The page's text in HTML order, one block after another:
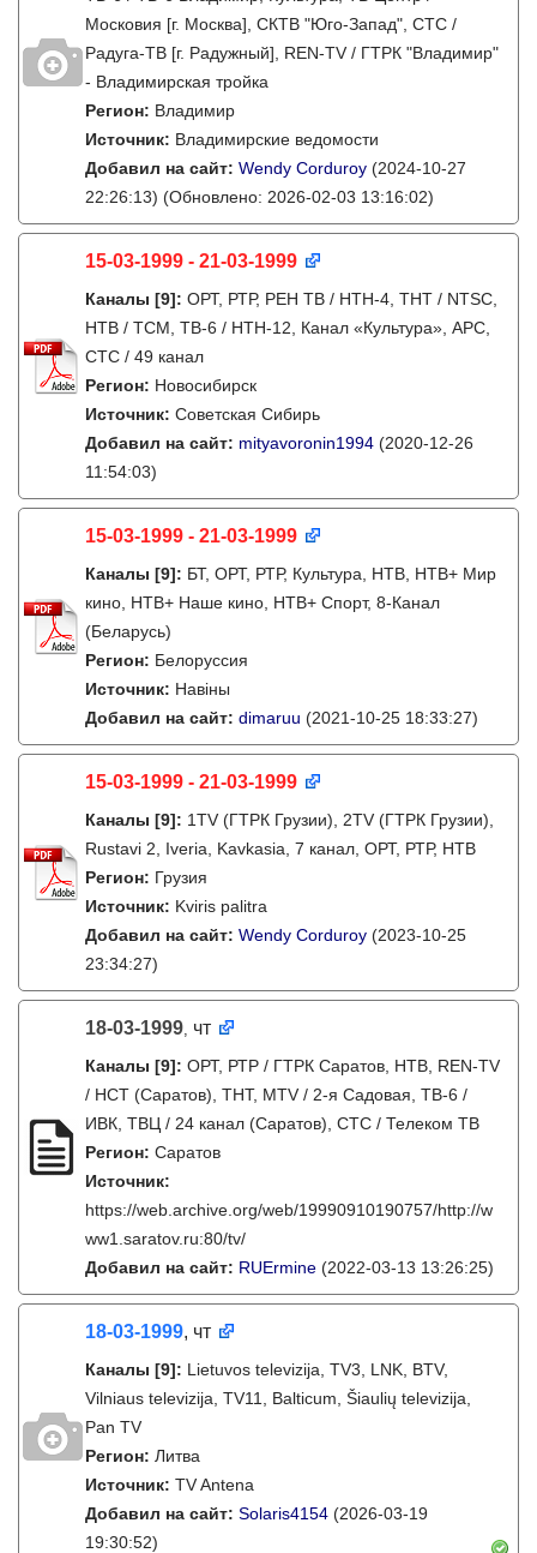
Московия [г. Москва], СКТВ "Юго-Запад", СТС /
Радуга-ТВ [г. Радужный], REN-TV / ГТРК "Владимир"
- Владимирская тройка
Регион: Владимир
Источник: Владимирские ведомости
Добавил на сайт: Wendy Corduroy (2024-10-27
22:26:13) (Обновлено: 2026-02-03 13:16:02)
15-03-1999 - 21-03-1999
Каналы [9]: ОРТ, РТР, РЕН ТВ / НТН-4, ТНТ / NTSC,
НТВ / ТСМ, ТВ-6 / НТН-12, Канал «Культура», АРС,
СТС / 49 канал
Регион: Новосибирск
Источник: Советская Сибирь
Добавил на сайт: mityavoronin1994 (2020-12-26
11:54:03)
15-03-1999 - 21-03-1999
Каналы [9]: БТ, ОРТ, РТР, Культура, НТВ, НТВ+ Мир
кино, НТВ+ Наше кино, НТВ+ Cпорт, 8-Канал
(Беларусь)
Регион: Белоруссия
Источник: Навіны
Добавил на сайт: dimaruu (2021-10-25 18:33:27)
15-03-1999 - 21-03-1999
Каналы [9]: 1TV (ГТРК Грузии), 2TV (ГТРК Грузии),
Rustavi 2, Iveria, Kavkasia, 7 канал, ОРТ, РТР, НТВ
Регион: Грузия
Источник: Kviris palitra
Добавил на сайт: Wendy Corduroy (2023-10-25
23:34:27)
18-03-1999, чт
Каналы [9]: ОРТ, РТР / ГТРК Саратов, НТВ, REN-TV
/ НСТ (Саратов), ТНТ, MTV / 2-я Садовая, ТВ-6 /
ИВК, ТВЦ / 24 канал (Саратов), СТС / Телеком ТВ
Регион: Саратов
Источник:
https://web.archive.org/web/19990910190757/http://w
ww1.saratov.ru:80/tv/
Добавил на сайт: RUErmine (2022-03-13 13:26:25)
18-03-1999, чт
Каналы [9]: Lietuvos televizija, TV3, LNK, BTV,
Vilniaus televizija, TV11, Balticum, Šiaulių televizija,
Pan TV
Регион: Литва
Источник: TV Antena
Добавил на сайт: Solaris4154 (2026-03-19
19:30:52)